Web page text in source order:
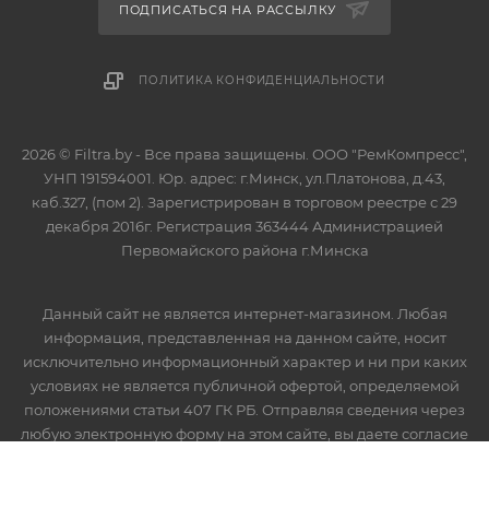
ПОДПИСАТЬСЯ НА РАССЫЛКУ
ПОЛИТИКА КОНФИДЕНЦИАЛЬНОСТИ
2026 © Filtra.by - Все права защищены. ООО "РемКомпресс",
УНП 191594001. Юр. адрес: г.Минск, ул.Платонова, д.43,
каб.327, (пом 2). Зарегистрирован в торговом реестре с 29
декабря 2016г. Регистрация 363444 Администрацией
Первомайского района г.Минска
Данный сайт не является интернет-магазином. Любая
информация, представленная на данном сайте, носит
исключительно информационный характер и ни при каких
условиях не является публичной офертой, определяемой
положениями статьи 407 ГК РБ. Отправляя сведения через
любую электронную форму на этом сайте, вы даете согласие